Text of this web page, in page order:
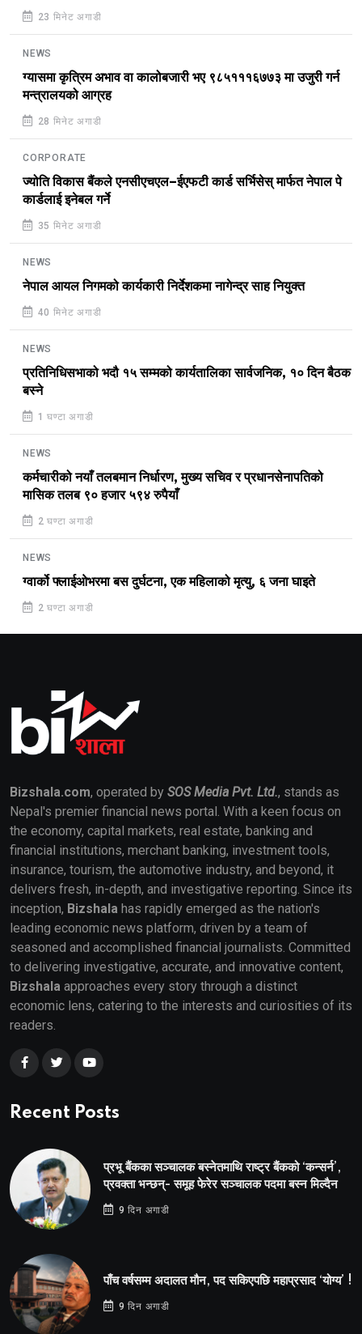
23 मिनेट अगाडी
NEWS
ग्यासमा कृत्रिम अभाव वा कालोबजारी भए ९८५१११६७७३ मा उजुरी गर्न
मन्त्रालयको आग्रह
28 मिनेट अगाडी
CORPORATE
ज्योति विकास बैंकले एनसीएचएल–ईएफटी कार्ड सर्भिसेस् मार्फत नेपाल पे
कार्डलाई इनेबल गर्ने
35 मिनेट अगाडी
NEWS
नेपाल आयल निगमको कार्यकारी निर्देशकमा नागेन्द्र साह नियुक्त
40 मिनेट अगाडी
NEWS
प्रतिनिधिसभाको भदौ १५ सम्मको कार्यतालिका सार्वजनिक, १० दिन बैठक
बस्ने
1 घण्टा अगाडी
NEWS
कर्मचारीको नयाँ तलबमान निर्धारण, मुख्य सचिव र प्रधानसेनापतिको
मासिक तलब ९० हजार ५९४ रुपैयाँ
2 घण्टा अगाडी
NEWS
ग्वार्को फ्लाईओभरमा बस दुर्घटना, एक महिलाको मृत्यु, ६ जना घाइते
2 घण्टा अगाडी
Bizshala.com, operated by SOS Media Pvt. Ltd., stands as
Nepal's premier financial news portal. With a keen focus on
the economy, capital markets, real estate, banking and
financial institutions, merchant banking, investment tools,
insurance, tourism, the automotive industry, and beyond, it
delivers fresh, in-depth, and investigative reporting. Since its
inception, Bizshala has rapidly emerged as the nation's
leading economic news platform, driven by a team of
seasoned and accomplished financial journalists. Committed
to delivering investigative, accurate, and innovative content,
Bizshala approaches every story through a distinct
economic lens, catering to the interests and curiosities of its
readers.
Recent Posts
प्रभू बैंकका सञ्चालक बस्नेतमाथि राष्ट्र बैंकको ‘कन्सर्न’,
प्रवक्ता भन्छन्- समूह फेरेर सञ्चालक पदमा बस्न मिल्दैन
9 दिन अगाडी
पाँच वर्षसम्म अदालत मौन, पद सकिएपछि महाप्रसाद ‘योग्य’ !
9 दिन अगाडी